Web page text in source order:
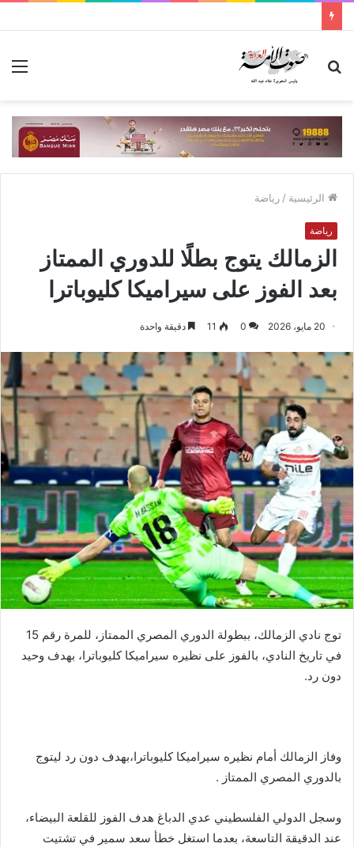
بحث
الرئيسية / رياضة
رياضة
الزمالك يتوج بطلًا للدوري الممتاز
بعد الفوز على سيراميكا كليوباترا
20 مايو، 2026 0
11 دقيقة واحدة
توج نادي الزمالك، ببطولة الدوري المصري الممتاز، للمرة رقم 15
في تاريخ النادي، بالفوز على نظيره سيراميكا كليوباترا، بهدف وحيد
دون رد.
وفاز الزمالك أمام نظيره سيراميكا كليوباترا،بهدف دون رد ليتوج
بالدوري المصري الممتاز .
وسجل الدولي الفلسطيني عدي الدباغ هدف الفوز للقلعة البيضاء،
عند الدقيقة التاسعة، بعدما استغل خطأ سعد سمير في تشتيت